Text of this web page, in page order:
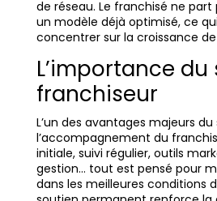
de réseau. Le franchisé ne part
un modèle déjà optimisé, ce
concentrer sur la croissance
L’importance
franchiseur
L’un des avantages majeurs du
l’accompagnement du
initiale, suivi régulier, outils
gestion… tout est pensé pour
dans les meilleures conditions